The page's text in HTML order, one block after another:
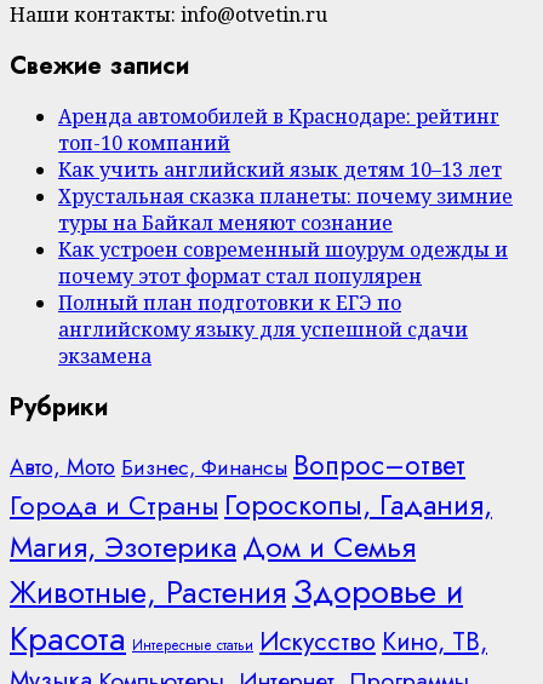
Наши контакты: info@otvetin.ru
Свежие записи
Аренда автомобилей в Краснодаре: рейтинг
топ-10 компаний
Как учить английский язык детям 10–13 лет
Хрустальная сказка планеты: почему зимние
туры на Байкал меняют сознание
Как устроен современный шоурум одежды и
почему этот формат стал популярен
Полный план подготовки к ЕГЭ по
английскому языку для успешной сдачи
экзамена
Рубрики
Авто, Мото Бизнес, Финансы Вопрос–ответ
Города и Страны Гороскопы, Гадания,
Магия, Эзотерика Дом и Семья
Животные, Растения Здоровье и
Красота Интересные статьи Искусство Кино, ТВ,